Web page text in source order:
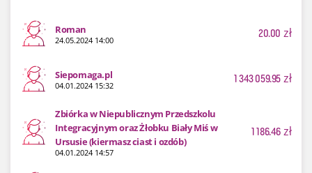
Roman
24.05.2024 14:00 20.00 zł
Siepomaga.pl
04.01.2024 15:32 1 343 059.95zł
Zbiórka w Niepublicznym Przedszkolu
Integracyjnym oraz Żłobku Biały Miś w
Ursusie (kiermasz ciast i ozdób)
04.01.2024 14:57
1 186.46zł